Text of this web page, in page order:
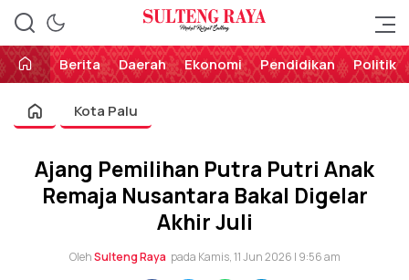
Sulteng Raya
Perekat Rakyat Sulteng
Berita
Daerah Ekonomi Pendidikan Politik
Kota Palu
Ajang Pemilihan Putra Putri Anak
Remaja Nusantara Bakal Digelar
Akhir Juli
OlehSulteng Raya pada Kamis, 11 Jun 2026 | 9:56 am